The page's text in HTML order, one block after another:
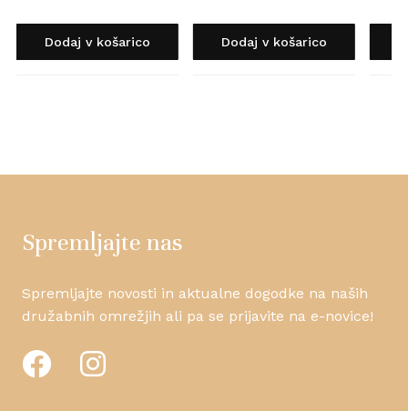
Dodaj v košarico Dodaj v košarico
Spremljajte nas
Spremljajte novosti in aktualne dogodke na naših
družabnih omrežjih ali pa se prijavite na e-novice!